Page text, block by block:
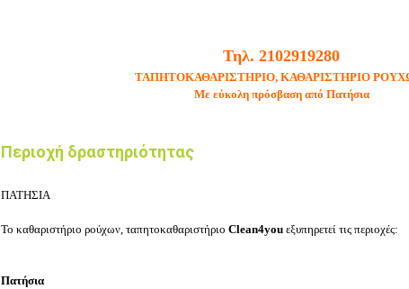
Τηλ. 2102919280
ΤΑΠΗΤΟΚΑΘΑΡΙΣΤΗΡΙΟ, ΚΑΘΑΡΙΣΤΗΡΙΟ
Με εύκολη πρόσβαση από Πατήσια
Περιοχή δραστηριότητας
ΠΑΤΗΣΙΑ
Το καθαριστήριο ρούχων, ταπητοκαθαριστήριο Clean4you εξυπηρετεί τις περιοχές:
Πατήσια